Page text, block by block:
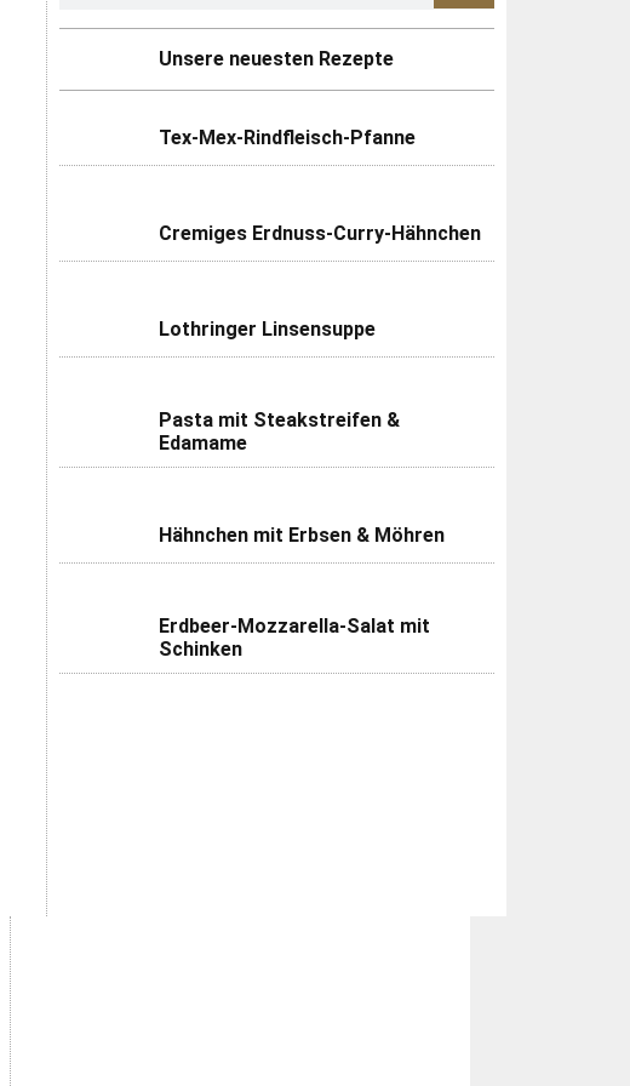
Unsere neuesten Rezepte
Tex-Mex-Rindfleisch-Pfanne
Cremiges Erdnuss-Curry-Hähnchen
Lothringer Linsensuppe
Pasta mit Steakstreifen &
Edamame
Hähnchen mit Erbsen & Möhren
Erdbeer-Mozzarella-Salat mit
Schinken